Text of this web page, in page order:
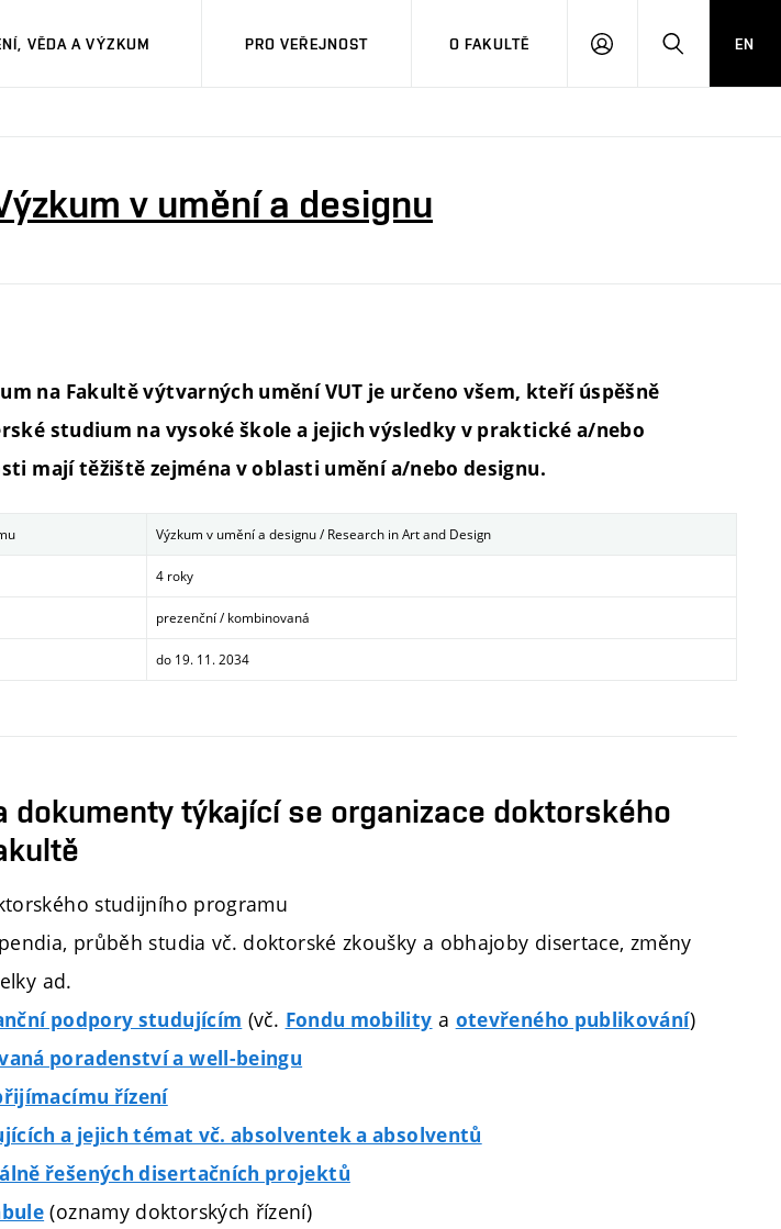
VĚDA A VÝZKUM PRO VEŘEJNOST O FAKULTĚ
PŘIHLÁSITHLEDAT
EN
v umění a designu
na Fakultě výtvarných umění VUT je určeno všem, kteří úspěšně
studium na vysoké škole a jejich výsledky v praktické a/nebo
mají těžiště zejména v oblasti umění a/nebo designu.
Výzkum v umění a designu / Research in Art and Design
4 roky
prezenční / kombinovaná
do 19. 11. 2034
dokumenty týkající se organizace doktorského
studijního programu
průběh studia vč. doktorské zkoušky a obhajoby disertace, změny
ad.
podpory studujícím (vč. Fondu mobility a otevřeného publikování)
poradenství a well-beingu
řízení
a jejich témat vč. absolventek a absolventů
řešených disertačních projektů
(oznamy doktorských řízení)